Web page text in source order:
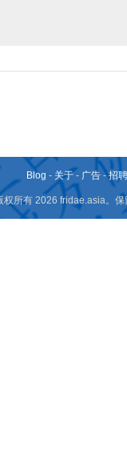
Blog - 关于 - 广告 -招
权所有 2026 fridae.asia。